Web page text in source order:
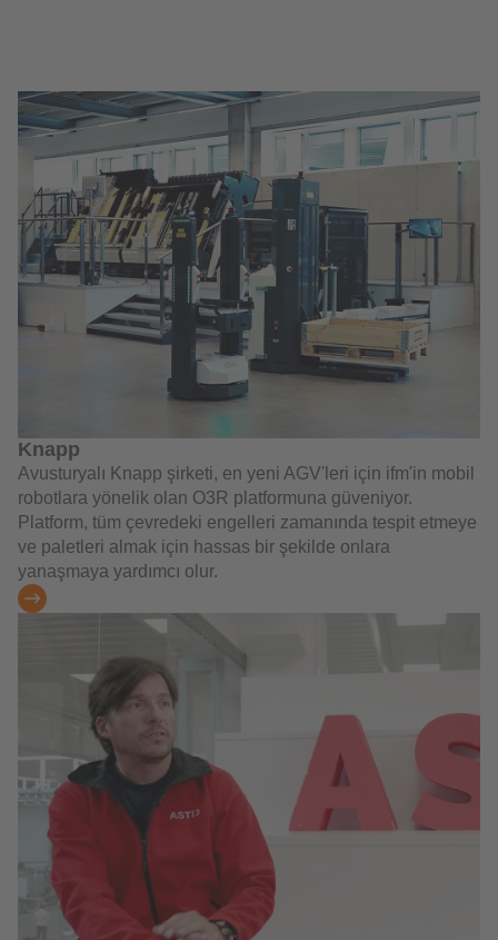
Knapp
Avusturyalı Knapp şirketi, en yeni AGV'leri için ifm'in mobil
robotlara yönelik olan O3R platformuna güveniyor.
Platform, tüm çevredeki engelleri zamanında tespit etmeye
ve paletleri almak için hassas bir şekilde onlara
yanaşmaya yardımcı olur.